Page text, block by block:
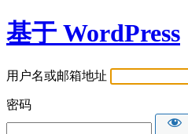
基于 WordPress
用户名或邮箱地址
密码